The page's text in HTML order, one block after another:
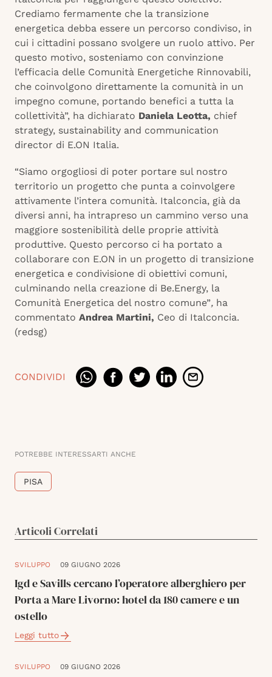
Crediamo fermamente che la transizione
energetica debba essere un percorso condiviso, in
cui i cittadini possano svolgere un ruolo attivo. Per
questo motivo, sosteniamo con convinzione
l’efficacia delle Comunità Energetiche Rinnovabili,
che coinvolgono direttamente la comunità in un
impegno comune, portando benefici a tutta la
collettività”, ha dichiarato Daniela Leotta, chief
strategy, sustainability and communication
director di E.ON Italia.
“Siamo orgogliosi di poter portare sul nostro
territorio un progetto che punta a coinvolgere
attivamente l’intera comunità. Italconcia, già da
diversi anni, ha intrapreso un cammino verso una
maggiore sostenibilità delle proprie attività
produttive. Questo percorso ci ha portato a
collaborare con E.ON in un progetto di transizione
energetica e condivisione di obiettivi comuni,
culminando nella creazione di Be.Energy, la
Comunità Energetica del nostro comune”, ha
commentato Andrea Martini, Ceo di Italconcia.
(redsg)
CONDIVIDI
POTREBBE INTERESSARTI ANCHE
PISA
Articoli Correlati
SVILUPPO 09 GIUGNO 2026
Igd e Savills cercano l’operatore alberghiero per
Porta a Mare Livorno: hotel da 180 camere e un
ostello
Leggi tutto
SVILUPPO 09 GIUGNO 2026